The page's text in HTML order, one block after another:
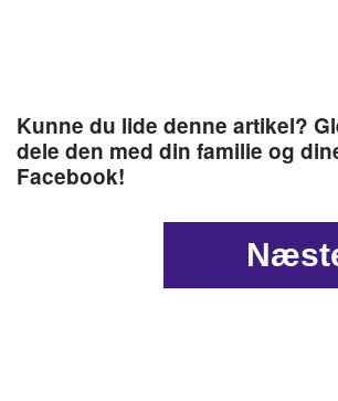
Kunne du lide denne artikel?
dele den med din familie og
Facebook!